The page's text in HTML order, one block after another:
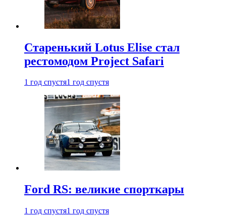
Старенький Lotus Elise стал
рестомодом Project Safari
1 год спустя1 год спустя
Ford RS: великие спорткары
1 год спустя1 год спустя